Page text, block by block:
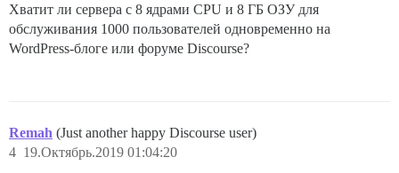
Хватит ли сервера с 8 ядрами CPU и 8 ГБ ОЗУ для
обслуживания 1000 пользователей одновременно на
WordPress-блоге или форуме Discourse?
Remah (Just another happy Discourse user)
19.Октябрь.2019 01:04:20
4